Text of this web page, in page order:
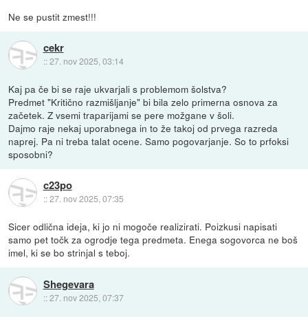
Ne se pustit zmest!!!
cekr
::27. nov 2025, 03:14
Kaj pa če bi se raje ukvarjali s problemom šolstva?
Predmet "Kritično razmišljanje" bi bila zelo primerna osnova za
začetek. Z vsemi traparijami se pere možgane v šoli.
Dajmo raje nekaj uporabnega in to že takoj od prvega razreda
naprej. Pa ni treba talat ocene. Samo pogovarjanje. So to prfoksi
sposobni?
c23po
::27. nov 2025, 07:35
Sicer odlična ideja, ki jo ni mogoče realizirati. Poizkusi napisati
samo pet točk za ogrodje tega predmeta. Enega sogovorca ne boš
imel, ki se bo strinjal s teboj.
Shegevara
::27. nov 2025, 07:37